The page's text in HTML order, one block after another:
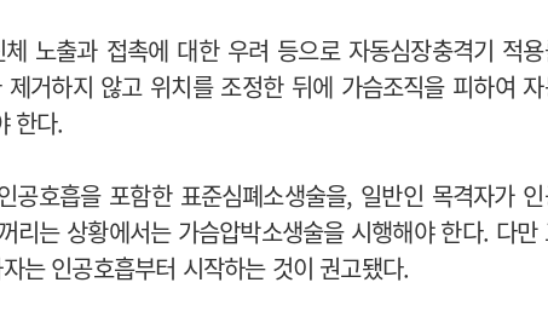
노출과 접촉에 대한 우려 등으로 자동심장충격기 적
거하지 않고 위치를 조정한 뒤에 가슴조직을 피하여
한다.
공호흡을 포함한 표준심폐소생술을, 일반인 목격자가
리는 상황에서는 가슴압박소생술을 시행해야 한다. 다만
는 인공호흡부터 시작하는 것이 권고됐다.